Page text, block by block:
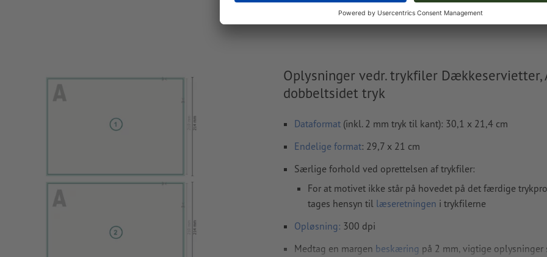
Oplysninger vedr. trykfiler Dækkeservietter,
dobbeltsidet tryk
Dataformat (inkl. 2 mm tryk til kant): 30,1 x 21,4 cm
Endelige format: 29,7 x 21 cm
Særlige forhold ved oprettelsen af trykfiler:
For at motivet ikke står på hovedet på det færdige
tages hensyn til læseretningen i trykfilerne
Opløsning: 300 dpi
Medtag en margen beskæring på 2 mm, vigtige